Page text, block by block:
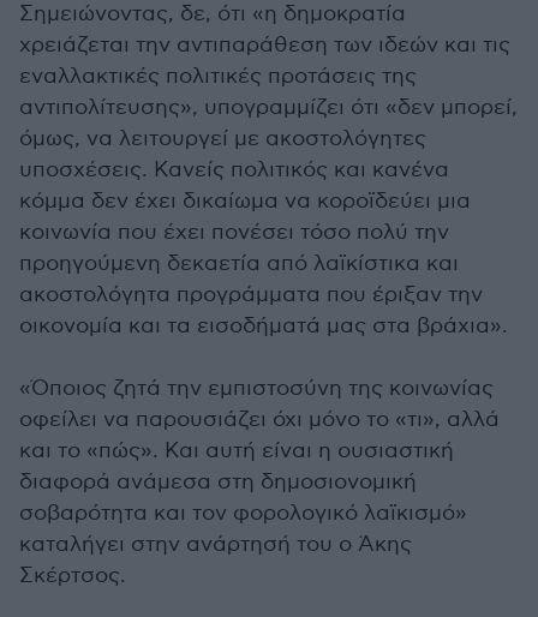
Σημειώνοντας, δε, ότι «η δημοκρατία
χρειάζεται την αντιπαράθεση των ιδεών και τις
εναλλακτικές πολιτικές προτάσεις της
αντιπολίτευσης», υπογραμμίζει ότι «δεν μπορεί,
όμως, να λειτουργεί με ακοστολόγητες
υποσχέσεις. Κανείς πολιτικός και κανένα
κόμμα δεν έχει δικαίωμα να κοροϊδεύει μια
κοινωνία που έχει πονέσει τόσο πολύ την
προηγούμενη δεκαετία από λαϊκίστικα και
ακοστολόγητα προγράμματα που έριξαν την
οικονομία και τα εισοδήματά μας στα βράχια».
«Όποιος ζητά την εμπιστοσύνη της κοινωνίας
οφείλει να παρουσιάζει όχι μόνο το «τι», αλλά
και το «πώς». Και αυτή είναι η ουσιαστική
διαφορά ανάμεσα στη δημοσιονομική
σοβαρότητα και τον φορολογικό λαϊκισμό»
καταλήγει στην ανάρτησή του ο Άκης
Σκέρτσος.